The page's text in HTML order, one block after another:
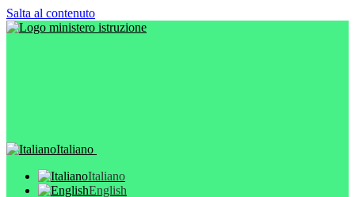
Salta al contenuto
Italiano
Italiano
English